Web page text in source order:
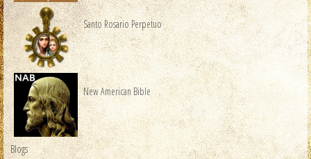
Santo Rosario Perpetuo
New American Bible
Blogs